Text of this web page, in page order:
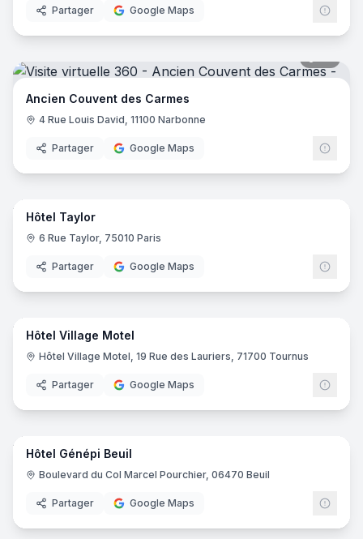
Partager Google Maps
Ancien Couvent des Carmes
4 Rue Louis David, 11100 Narbonne
Partager Google Maps
25
Hôtel Taylor
6 Rue Taylor, 75010 Paris
Partager Google Maps
29
Hôtel Village Motel
Hôtel Village Motel, 19 Rue des Lauriers, 71700 Tournus
Partager Google Maps
24
Hôtel Génépi Beuil
Boulevard du Col Marcel Pourchier, 06470 Beuil
Partager Google Maps